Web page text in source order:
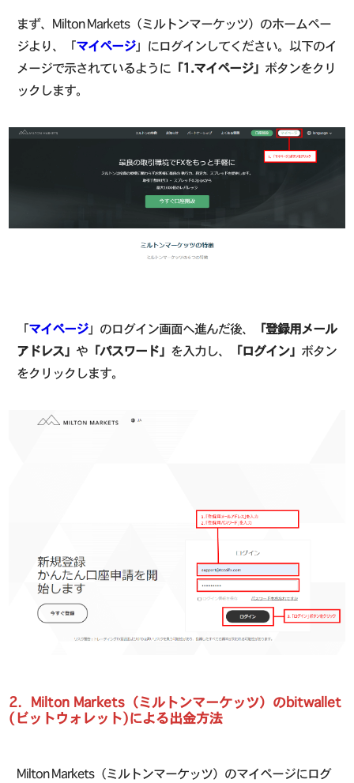
まず、Milton Markets（ミルトンマーケッツ）のホームペー
ジより、「マイページ」にログインしてください。以下のイ
メージで示されているように 「1.マイページ」 ボタンをクリ
ックします。
「マイページ」のログイン画面へ進んだ後、
「登録用メール
アドレス」 や 「パスワード」 を入力し、 「ログイン」 ボタン
をクリックします。
2．Milton Markets（ミルトンマーケッツ）のbitwallet
(ビットウォレット)による出金方法
Milton Markets（ミルトンマーケッツ）のマイページにログ